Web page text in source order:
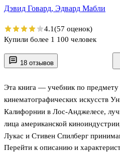
18 отзывов
Эта книга — учебник по
кинематографических искусств
Калифорнии в Лос-Анджелесе,
лица американской
Лукас и Стивен Спилберг
работе, инвестируют средства и
Перейти к описанию и
Дэвид Говард, Эдвард Мабли
4.1(57 оценок)
Купили более 1 100 человек